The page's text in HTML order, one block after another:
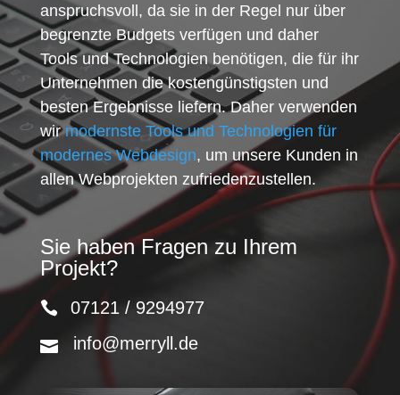
anspruchsvoll, da sie in der Regel nur über
begrenzte Budgets verfügen und daher
Tools und Technologien benötigen, die für ihr
Unternehmen die kostengünstigsten und
besten Ergebnisse liefern. Daher verwenden
wirmodernste Tools und Technologien für
modernes Webdesign, um unsere Kunden in
allen Webprojekten zufriedenzustellen.
Sie haben Fragen zu Ihrem
Projekt?
07121 / 9294977
info@merryll.de